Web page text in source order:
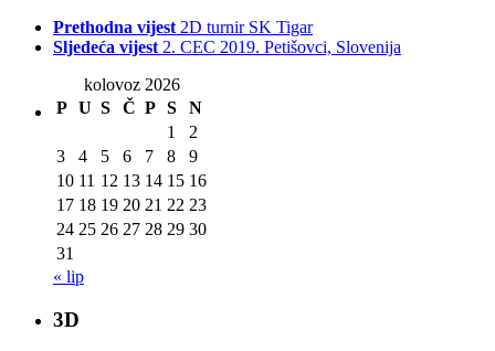
Prethodna vijest 2D turnir SK Tigar
Sljedeća vijest 2. CEC 2019. Petišovci, Slovenija
kolovoz 2026
P U S Č P S
N
1
2
3
4 5 6 7 8
9
10 11 12 13 14 15 16
17 18 19 20 21 22 23
24 25 26 27 28 29 30
31
« lip
3D